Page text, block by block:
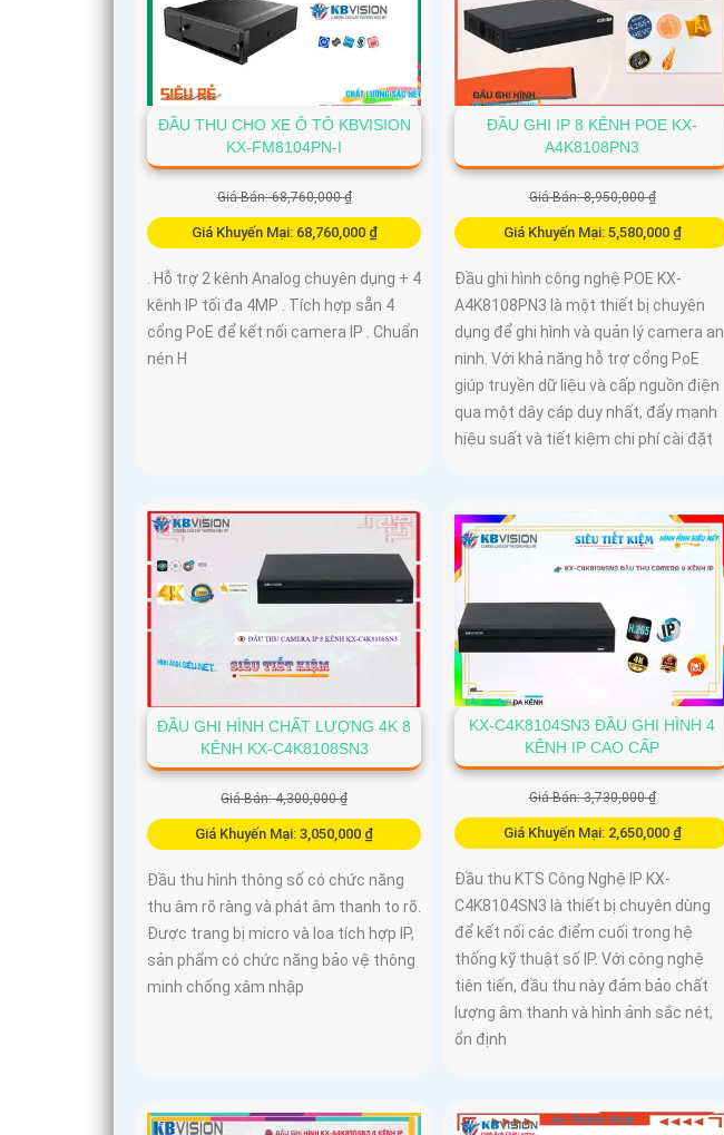
ĐẦU THU CHO XE Ô TÔ KBVISION
KX-FM8104PN-I
Giá Bán: 68,760,000 ₫
Giá Khuyến Mại: 68,760,000 ₫
. Hỗ trợ 2 kênh Analog chuyên dụng + 4
kênh IP tối đa 4MP . Tích hợp sẵn 4
cổng PoE để kết nối camera IP . Chuẩn
nén H
ĐẦU GHI IP 8 KÊNH POE KX-
A4K8108PN3
Giá Bán: 8,950,000 ₫
Giá Khuyến Mại: 5,580,000 ₫
Đầu ghi hình công nghệ POE KX-
A4K8108PN3 là một thiết bị chuyên
dụng để ghi hình và quản lý camera an
ninh. Với khả năng hỗ trợ cổng PoE
giúp truyền dữ liệu và cấp nguồn điện
qua một dây cáp duy nhất, đẩy mạnh
hiệu suất và tiết kiệm chi phí cài đặt
ĐẦU GHI HÌNH CHẤT LƯỢNG 4K 8
KÊNH KX-C4K8108SN3
Giá Bán: 4,300,000 ₫
Giá Khuyến Mại: 3,050,000 ₫
Đầu thu hình thông số có chức năng
thu âm rõ ràng và phát âm thanh to rõ.
Được trang bị micro và loa tích hợp IP,
sản phẩm có chức năng bảo vệ thông
minh chống xâm nhập
KX-C4K8104SN3 ĐẦU GHI HÌNH 4
KÊNH IP CAO CẤP
Giá Bán: 3,730,000 ₫
Giá Khuyến Mại: 2,650,000 ₫
Đầu thu KTS Công Nghệ IP KX-
C4K8104SN3 là thiết bị chuyên dùng
để kết nối các điểm cuối trong hệ
thống kỹ thuật số IP. Với công nghệ
tiên tiến, đầu thu này đảm bảo chất
lượng âm thanh và hình ảnh sắc nét,
ổn định